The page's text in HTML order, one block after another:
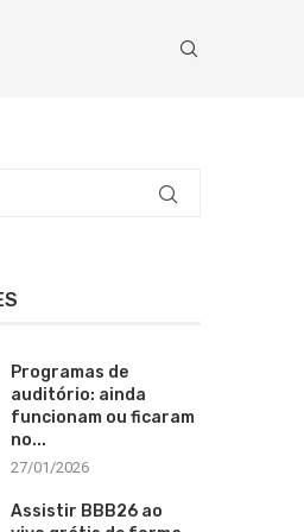
Programas de
auditório: ainda
funcionam ou ficaram
no...
27/01/2026
Assistir BBB26 ao